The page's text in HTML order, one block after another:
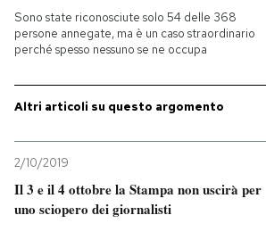
Cultura
Economia
Europa
PODCAST
NEWSLETTER
Sono state riconosciute solo 54 delle 368
persone annegate, ma è un caso straordinario
perché spesso nessuno se ne occupa
Altri articoli su questo argomento
2/10/2019
Il 3 e il 4 ottobre la Stampa non uscirà per
uno sciopero dei giornalisti